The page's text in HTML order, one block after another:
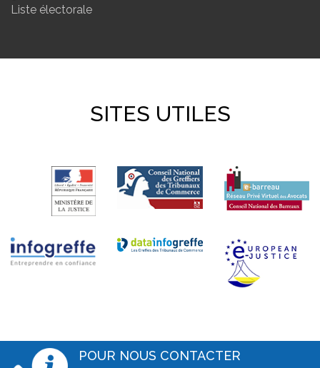
Liste électorale
SITES UTILES
POUR NOUS CONTACTER